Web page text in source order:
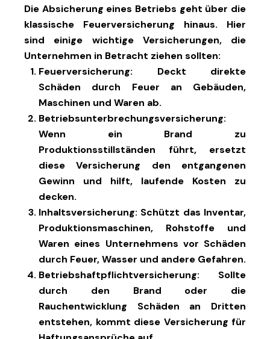
Die Absicherung eines Betriebs geht über die
klassische Feuerversicherung hinaus. Hier
sind einige wichtige Versicherungen, die
Unternehmen in Betracht ziehen sollten:
Feuerversicherung: Deckt direkte
Schäden durch Feuer an Gebäuden,
Maschinen und Waren ab.
Betriebsunterbrechungsversicherung:
Wenn ein Brand zu
Produktionsstillständen führt, ersetzt
diese Versicherung den entgangenen
Gewinn und hilft, laufende Kosten zu
decken.
Inhaltsversicherung: Schützt das Inventar,
Produktionsmaschinen, Rohstoffe und
Waren eines Unternehmens vor Schäden
durch Feuer, Wasser und andere Gefahren.
Betriebshaftpflichtversicherung: Sollte
durch den Brand oder die
Rauchentwicklung Schäden an Dritten
entstehen, kommt diese Versicherung für